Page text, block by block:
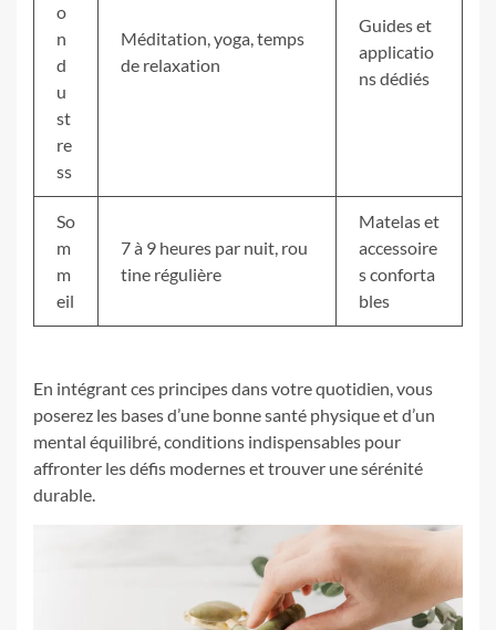
o
n
d
u
st
re
ss
Méditation, yoga, temps
de relaxation
Guides et
applicatio
ns dédiés
So
m
m
eil
7 à 9 heures par nuit, rou
tine régulière
Matelas et
accessoire
s conforta
bles
En intégrant ces principes dans votre quotidien, vous
poserez les bases d’une bonne santé physique et d’un
mental équilibré, conditions indispensables pour
affronter les défis modernes et trouver une sérénité
durable.